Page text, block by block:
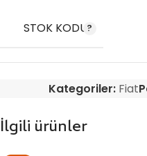
STOK KODU
Kategoriler: Fiat
İlgili ürünler